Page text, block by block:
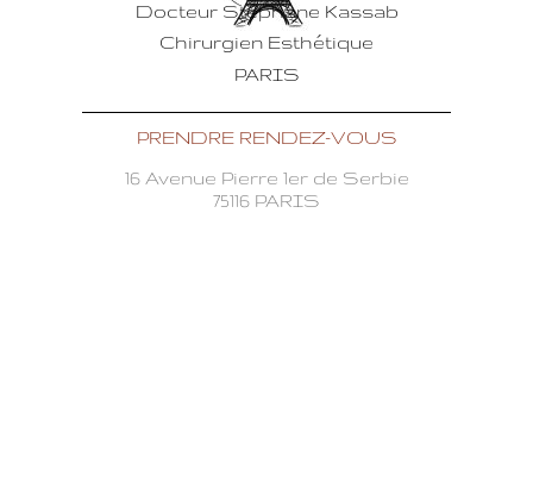
Docteur Stéphane Kassab
Chirurgien Esthétique
PARIS
PRENDRE RENDEZ-VOUS
16 Avenue Pierre 1er de Serbie
75116 PARIS